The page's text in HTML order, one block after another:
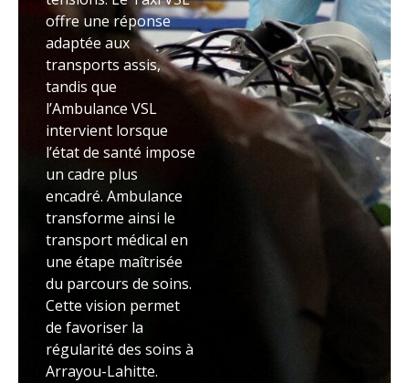
offre une réponse
adaptée aux
transports assis,
tandis que
l’Ambulance VSL
intervient lorsque
l’état de santé impose
un cadre plus
encadré. Ambulance
transforme ainsi le
transport médical en
une étape maîtrisée
du parcours de soins.
Cette vision permet
de favoriser la
régularité des soins à
Arrayou-Lahitte.